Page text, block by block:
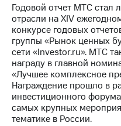
Годовой отчет МТС стал
отрасли на XIV
конкурсе годовых
группы «Рынок ценных
сети «Investor.ru». МТС
награду в главной
«Лучшее комплексное
Награждение прошло в
инвестиционного
самых крупных
тематике в России.